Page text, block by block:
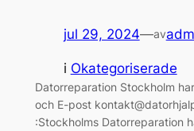
jul 29, 2024—av
i Okategoriserade
Datorreparation Stockholm
och E-post
:Stockholms Datorreparation